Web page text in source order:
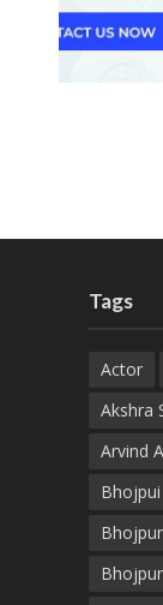
Tags
Actor
Akshra
Arvind